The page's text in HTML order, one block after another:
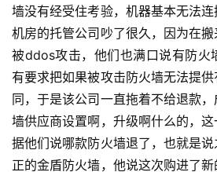
墙没有经受住考验，机器基本无法
机房的托管公司吵了很久，因为在
被ddos攻击，他们也满口说有防火
有要求把如果被攻击防火墙无法提
同，于是该公司一直拖着不给退款
墙供应商设置啊，升级啊什么的，
据他们说哪款防火墙退了，也就是
正的金盾防火墙，他说这次购进了